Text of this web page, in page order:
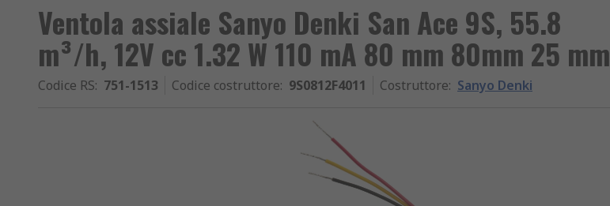
Ventola assiale Sanyo Denki San Ace 9S, 55.8
m³/h, 12V cc 1.32 W 110 mA 80 mm 80mm 25 mm
Codice RS: 751-1513 Codice costruttore: 9S0812F4011 Costruttore: Sanyo Denki